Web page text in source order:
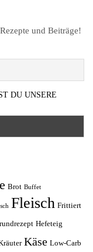
und Beiträge!
DU UNSERE
Brot Buffet
Fleisch Frittiert
Hefeteig
Käse Low-Carb